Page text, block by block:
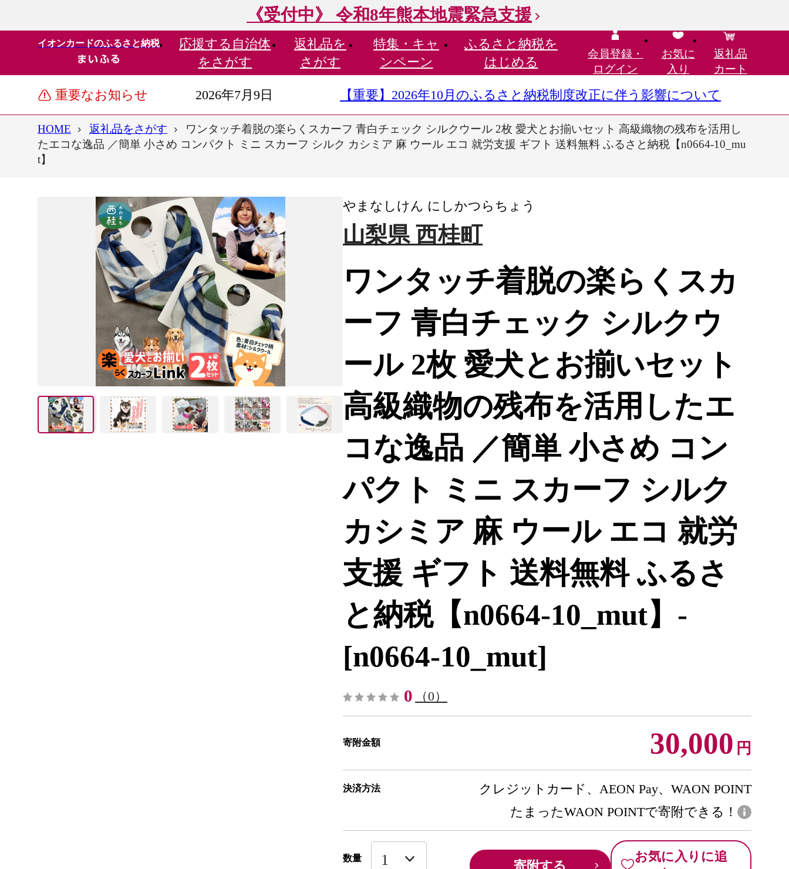
《受付中》 令和8年熊本地震緊急支援
イオンカードのふるさと納税 応援する 自治体
をさがす
返礼品を
さがす
特集・ キャ
ンペーン
ふるさと納税を
はじめる
会員登録・
ログイン
お気に
入り
返礼品
カート
重要なお知らせ 2026年7月9日 【重要】2026年10月のふるさと納税制度改正に伴う影響について
HOME 返礼品をさがす
ワンタッチ着脱の楽らくスカーフ 青白チェック シルクウール 2枚 愛犬とお揃いセット 高級織物の残布を活用し
たエコな逸品 ／簡単 小さめ コンパクト ミニ スカーフ シルク カシミア 麻 ウール エコ 就労支援 ギフト 送料無料 ふるさと納税【n0664-10_mu
t】
やまなしけん にしかつらちょう
山梨県 西桂町
ワンタッチ着脱の楽らくスカ
ーフ 青白チェック シルクウ
ール 2枚 愛犬とお揃いセット
高級織物の残布を活用したエ
コな逸品 ／簡単 小さめ コン
パクト ミニ スカーフ シルク
カシミア 麻 ウール エコ 就労
支援 ギフト 送料無料 ふるさ
と納税【n0664-10_mut】-
[n0664-10_mut]
0 （0）
寄附金額 30,000 円
決済方法
クレジットカード、AEON Pay、WAON POINT
たまったWAON POINTで寄附できる！
数量 寄附する
お気に入りに追